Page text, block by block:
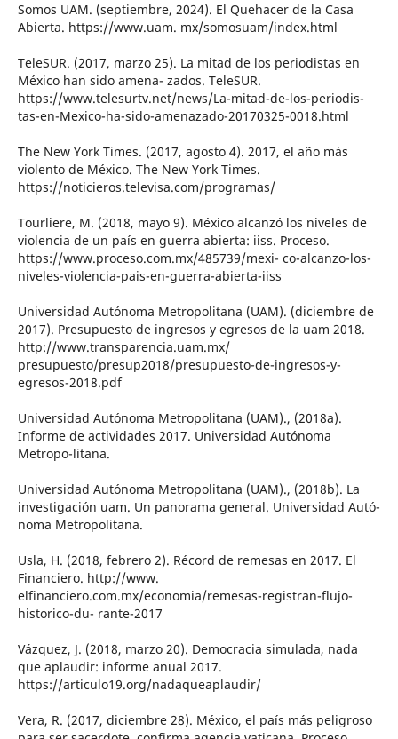
Somos UAM. (septiembre, 2024). El Quehacer de la Casa
Abierta. https://www.uam. mx/somosuam/index.html
TeleSUR. (2017, marzo 25). La mitad de los periodistas en
México han sido amena- zados. TeleSUR.
https://www.telesurtv.net/news/La-mitad-de-los-periodis-
tas-en-Mexico-ha-sido-amenazado-20170325-0018.html
The New York Times. (2017, agosto 4). 2017, el año más
violento de México. The New York Times.
https://noticieros.televisa.com/programas/
Tourliere, M. (2018, mayo 9). México alcanzó los niveles de
violencia de un país en guerra abierta: iiss. Proceso.
https://www.proceso.com.mx/485739/mexi- co-alcanzo-los-
niveles-violencia-pais-en-guerra-abierta-iiss
Universidad Autónoma Metropolitana (UAM). (diciembre de
2017). Presupuesto de ingresos y egresos de la uam 2018.
http://www.transparencia.uam.mx/
presupuesto/presup2018/presupuesto-de-ingresos-y-
egresos-2018.pdf
Universidad Autónoma Metropolitana (UAM)., (2018a).
Informe de actividades 2017. Universidad Autónoma
Metropo-litana.
Universidad Autónoma Metropolitana (UAM)., (2018b). La
investigación uam. Un panorama general. Universidad Autó-
noma Metropolitana.
Usla, H. (2018, febrero 2). Récord de remesas en 2017. El
Financiero. http://www.
elfinanciero.com.mx/economia/remesas-registran-flujo-
historico-du- rante-2017
Vázquez, J. (2018, marzo 20). Democracia simulada, nada
que aplaudir: informe anual 2017.
https://articulo19.org/nadaqueaplaudir/
Vera, R. (2017, diciembre 28). México, el país más peligroso